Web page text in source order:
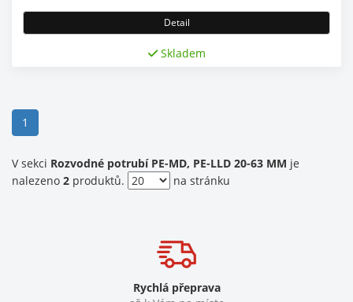
Detail
Skladem
1
V sekci Rozvodné potrubí PE-MD, PE-LLD 20-63 MM je
nalezeno 2 produktů. na stránku
Rychlá přeprava